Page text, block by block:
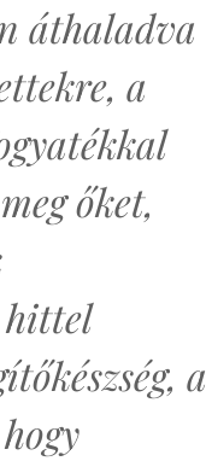
áthaladva
a
őket,
hittel
a